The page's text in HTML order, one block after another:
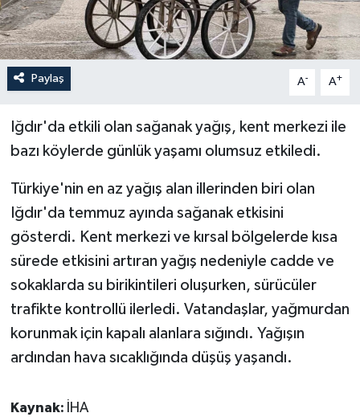
Paylaş A- A+
Iğdır'da etkili olan sağanak yağış, kent merkezi ile
bazı köylerde günlük yaşamı olumsuz etkiledi.
Türkiye'nin en az yağış alan illerinden biri olan
Iğdır'da temmuz ayında sağanak etkisini
gösterdi. Kent merkezi ve kırsal bölgelerde kısa
sürede etkisini artıran yağış nedeniyle cadde ve
sokaklarda su birikintileri oluşurken, sürücüler
trafikte kontrollü ilerledi. Vatandaşlar, yağmurdan
korunmak için kapalı alanlara sığındı. Yağışın
ardından hava sıcaklığında düşüş yaşandı.
Kaynak: İHA
GÜNCEL
SPOR
Yerel